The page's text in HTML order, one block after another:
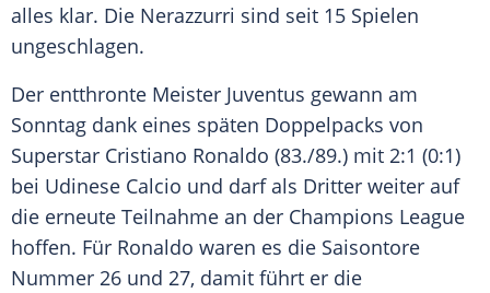
alles klar. Die Nerazzurri sind seit 15 Spielen
ungeschlagen.
Der entthronte Meister Juventus gewann am
Sonntag dank eines späten Doppelpacks von
Superstar Cristiano Ronaldo (83./89.) mit 2:1 (0:1)
bei Udinese Calcio und darf als Dritter weiter auf
die erneute Teilnahme an der Champions League
hoffen. Für Ronaldo waren es die Saisontore
Nummer 26 und 27, damit führt er die